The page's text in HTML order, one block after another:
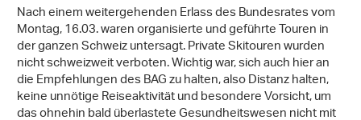
Nach einem weitergehenden Erlass des Bundesrates vom
Montag, 16.03. waren organisierte und geführte Touren in
der ganzen Schweiz untersagt. Private Skitouren wurden
nicht schweizweit verboten. Wichtig war, sich auch hier an
die Empfehlungen des BAG zu halten, also Distanz halten,
keine unnötige Reiseaktivität und besondere Vorsicht, um
das ohnehin bald überlastete Gesundheitswesen nicht mit